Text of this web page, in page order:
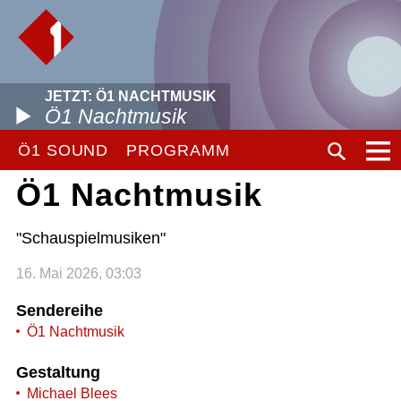
JETZT: Ö1 NACHTMUSIK
Ö1 Nachtmusik
Ö1 SOUND PROGRAMM
Ö1 Nachtmusik
"Schauspielmusiken"
16. Mai 2026, 03:03
Sendereihe
Ö1 Nachtmusik
Gestaltung
Michael Blees